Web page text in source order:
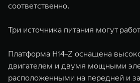
соответственно.
Три источника питания могут
Платформа Hi4-Z оснащена
двигателем и двумя мощными
расположенными на передней и